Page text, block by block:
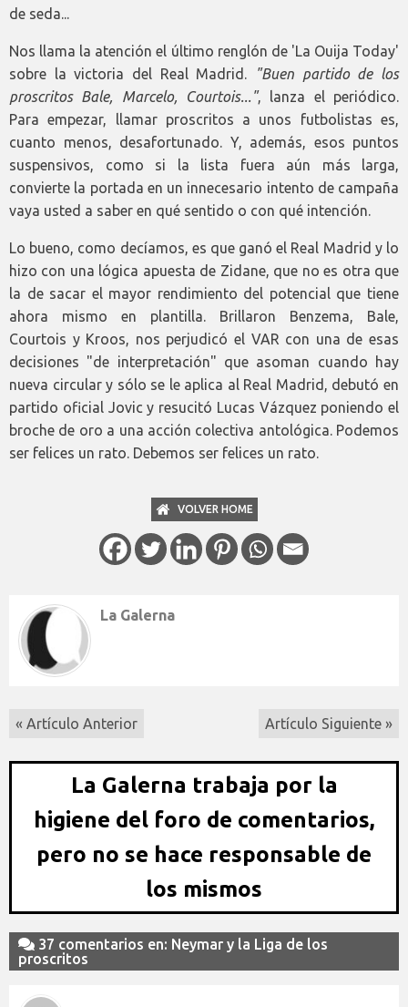
de seda...
Nos llama la atención el último renglón de 'La Ouija Today'
sobre la victoria del Real Madrid.
"Buen partido de los
proscritos Bale, Marcelo, Courtois...", lanza el periódico.
Para empezar, llamar proscritos a unos futbolistas es,
cuanto menos, desafortunado. Y, además, esos puntos
suspensivos, como si la lista fuera aún más larga,
convierte la portada en un innecesario intento de campaña
vaya usted a saber en qué sentido o con qué intención.
Lo bueno, como decíamos, es que ganó el Real Madrid y lo
hizo con una lógica apuesta de Zidane, que no es otra que
la de sacar el mayor rendimiento del potencial que tiene
ahora mismo en plantilla. Brillaron Benzema, Bale,
Courtois y Kroos, nos perjudicó el VAR con una de esas
decisiones "de interpretación" que asoman cuando hay
nueva circular y sólo se le aplica al Real Madrid, debutó en
partido oficial Jovic y resucitó Lucas Vázquez poniendo el
broche de oro a una acción colectiva antológica. Podemos
ser felices un rato. Debemos ser felices un rato.
VOLVER HOME
La Galerna
« Artículo Anterior Artículo Siguiente »
La Galerna trabaja por la
higiene del foro de comentarios,
pero no se hace responsable de
los mismos
37 comentarios en: Neymar y la Liga de los
proscritos